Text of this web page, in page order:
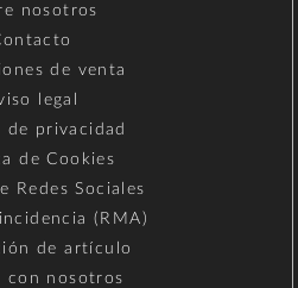
nosotros
de venta
legal
de privacidad
de Cookies
Redes Sociales
(RMA)
de artículo
con nosotros